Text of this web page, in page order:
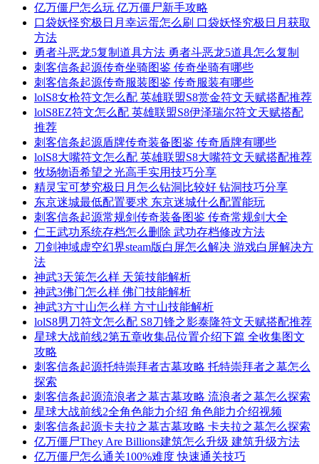
亿万僵尸怎么玩 亿万僵尸新手攻略
口袋妖怪究极日月幸运蛋怎么刷 口袋妖怪究极日月获取
方法
勇者斗恶龙5复制道具方法 勇者斗恶龙5道具怎么复制
刺客信条起源传奇坐骑图鉴 传奇坐骑有哪些
刺客信条起源传奇服装图鉴 传奇服装有哪些
lolS8女枪符文怎么配 英雄联盟S8赏金符文天赋搭配推荐
lolS8EZ符文怎么配 英雄联盟S8伊泽瑞尔符文天赋搭配
推荐
刺客信条起源盾牌传奇装备图鉴 传奇盾牌有哪些
lolS8大嘴符文怎么配 英雄联盟S8大嘴符文天赋搭配推荐
牧场物语希望之光高手实用技巧分享
精灵宝可梦究极日月怎么钻洞比较好 钻洞技巧分享
东京迷城最低配置要求 东京迷城什么配置能玩
刺客信条起源常规剑传奇装备图鉴 传奇常规剑大全
仁王武功系统存档怎么删除 武功存档修改方法
刀剑神域虚空幻界steam版白屏怎么解决 游戏白屏解决方
法
神武3天策怎么样 天策技能解析
神武3佛门怎么样 佛门技能解析
神武3方寸山怎么样 方寸山技能解析
lolS8男刀符文怎么配 S8刀锋之影泰隆符文天赋搭配推荐
星球大战前线2第五章收集品位置介绍下篇 全收集图文
攻略
刺客信条起源托特崇拜者古墓攻略 托特崇拜者之墓怎么
探索
刺客信条起源流浪者之墓古墓攻略 流浪者之墓怎么探索
星球大战前线2全角色能力介绍 角色能力介绍视频
刺客信条起源卡夫拉之墓古墓攻略 卡夫拉之墓怎么探索
亿万僵尸They Are Billions建筑怎么升级 建筑升级方法
亿万僵尸怎么通关100%难度 快速通关技巧